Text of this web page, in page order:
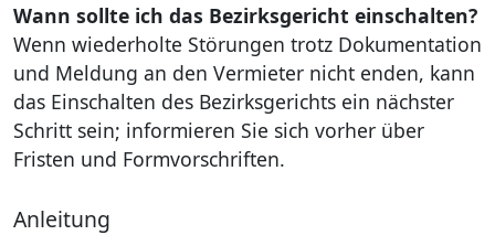
Wann sollte ich das Bezirksgericht einschalten?
Wenn wiederholte Störungen trotz Dokumentation
und Meldung an den Vermieter nicht enden, kann
das Einschalten des Bezirksgerichts ein nächster
Schritt sein; informieren Sie sich vorher über
Fristen und Formvorschriften.
Anleitung